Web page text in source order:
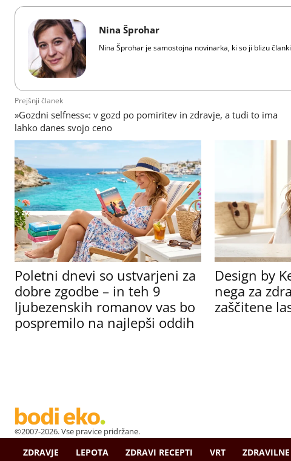
Nina Šprohar
Nina Šprohar je samostojna novinarka, ki so ji blizu
Prejšnji članek
»Gozdni selfness«: v gozd po pomiritev in zdravje, a tudi to ima
lahko danes svojo ceno
Poletni dnevi so ustvarjeni za
dobre zgodbe – in teh 9
ljubezenskih romanov vas bo
pospremilo na najlepši oddih
Design by
nega za
zaščitene
©2007-2026. Vse pravice pridržane.
ZDRAVJE LEPOTA ZDRAVI RECEPTI VRT